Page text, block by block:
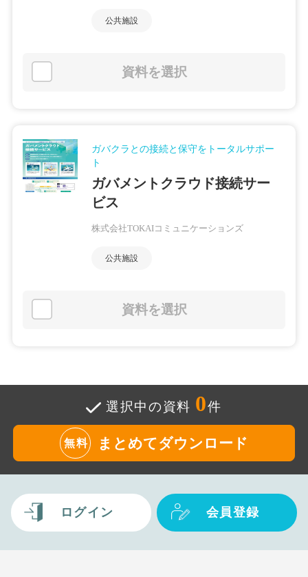
公共施設
資料を選択
ガバクラとの接続と保守をトータルサポー
ト
ガバメントクラウド接続サー
ビス
株式会社TOKAIコミュニケーションズ
公共施設
資料を選択
選択中の資料 0件
無料 まとめてダウンロード
ログイン 会員登録